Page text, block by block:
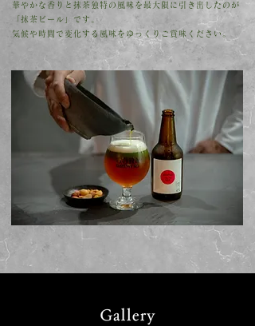
華やかな香りと抹茶独特の風味を最大限に引き出したのが
「抹茶ビール」です。
気候や時間で変化する風味をゆっくりご賞味ください。